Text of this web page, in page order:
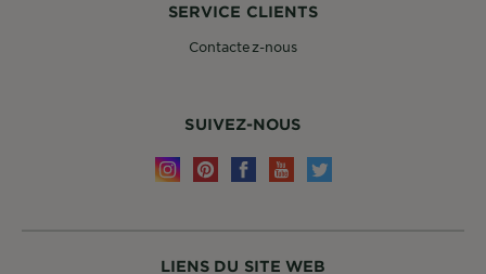
LIENS DU SITE WEB
SERVICE CLIENTS
Contactez-nous
SUIVEZ-NOUS